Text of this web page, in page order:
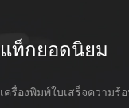
แท็กยอดนิยม
เครื่องพิมพ์ใบเสร็จความร้